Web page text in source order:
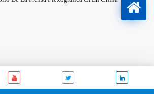
para mejorar su experiencia. Asumiremos
esto, pero puede optar por no participar si que